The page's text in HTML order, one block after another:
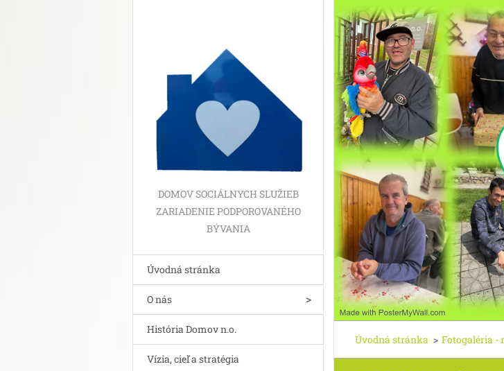
DOMOV SOCIÁLNYCH SLUŽIEB
ZARIADENIE PODPOROVANÉHO
BÝVANIA
Úvodná stránka
O nás
História Domov n.o.
Vízia, cieľ a stratégia
Úvodná stránka > Fotogaléria -